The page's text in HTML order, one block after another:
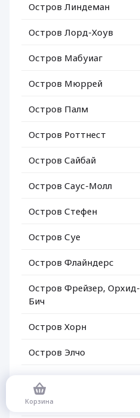
Корзина
Остров Линдеман
Остров Лорд-Хоув
Остров Мабуиаг
Остров Мюррей
Остров Палм
Остров Роттнест
Остров Сайбай
Остров Саус-Молл
Остров Стефен
Остров Суе
Остров Флайндерс
Остров Фрейзер, Орхид-
Бич
Остров Хорн
Остров Элчо
Оуиен